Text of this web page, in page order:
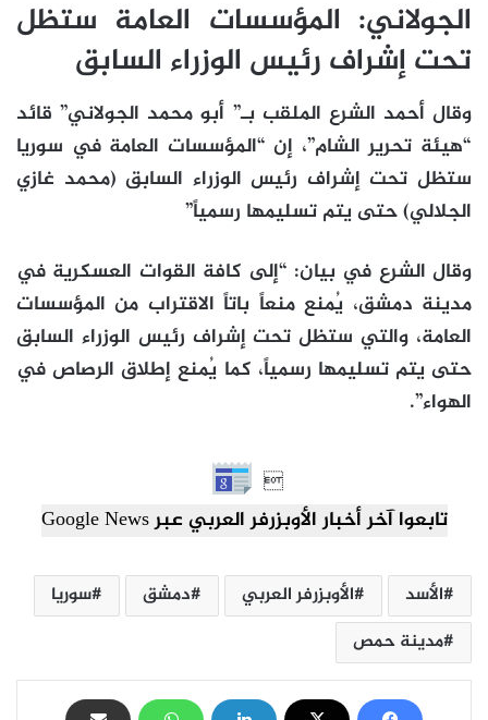
الجولاني: المؤسسات العامة ستظل
تحت إشراف رئيس الوزراء السابق
وقال أحمد الشرع الملقب بـ” أبو محمد الجولاني” قائد
“هيئة تحرير الشام”، إن “المؤسسات العامة في سوريا
ستظل تحت إشراف رئيس الوزراء السابق (محمد غازي
الجلالي) حتى يتم تسليمها رسمياً”
وقال الشرع في بيان: “إلى كافة القوات العسكرية في
مدينة دمشق، يُمنع منعاً باتاً الاقتراب من المؤسسات
العامة، والتي ستظل تحت إشراف رئيس الوزراء السابق
حتى يتم تسليمها رسمياً، كما يُمنع إطلاق الرصاص في
الهواء”.

تابعوا آخر أخبار الأوبزرفر العربي عبر Google News
الأسد الأوبزرفر العربي دمشق
سوريا
مدينة حمص